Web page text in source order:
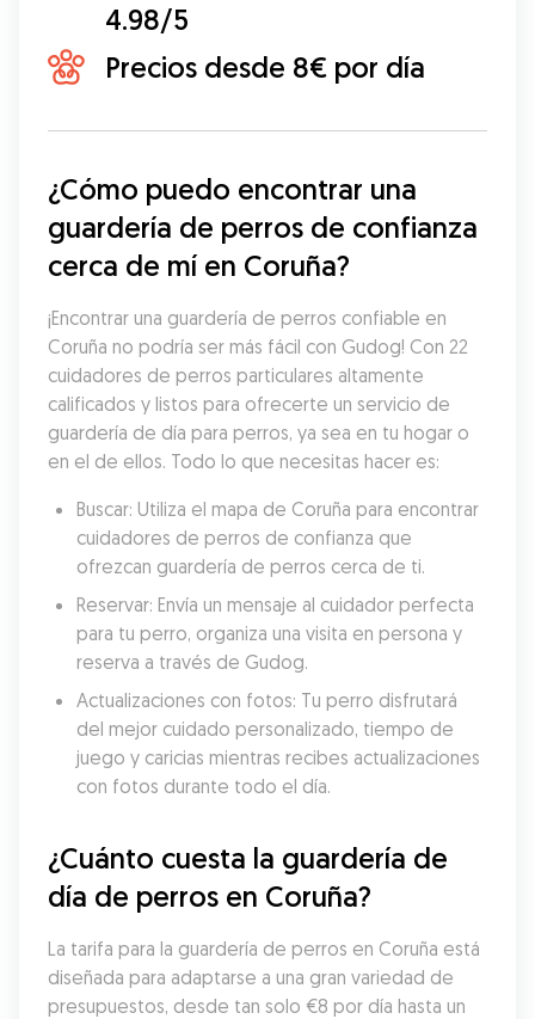
4.98/5
Precios desde 8€ por día
¿Cómo puedo encontrar una
guardería de perros de confianza
cerca de mí en Coruña?
¡Encontrar una guardería de perros confiable en
Coruña no podría ser más fácil con Gudog! Con 22
cuidadores de perros particulares altamente
calificados y listos para ofrecerte un servicio de
guardería de día para perros, ya sea en tu hogar o
en el de ellos. Todo lo que necesitas hacer es:
Buscar: Utiliza el mapa de Coruña para encontrar
cuidadores de perros de confianza que
ofrezcan guardería de perros cerca de ti.
Reservar: Envía un mensaje al cuidador perfecta
para tu perro, organiza una visita en persona y
reserva a través de Gudog.
Actualizaciones con fotos: Tu perro disfrutará
del mejor cuidado personalizado, tiempo de
juego y caricias mientras recibes actualizaciones
con fotos durante todo el día.
¿Cuánto cuesta la guardería de
día de perros en Coruña?
La tarifa para la guardería de perros en Coruña está
diseñada para adaptarse a una gran variedad de
presupuestos, desde tan solo €8 por día hasta un